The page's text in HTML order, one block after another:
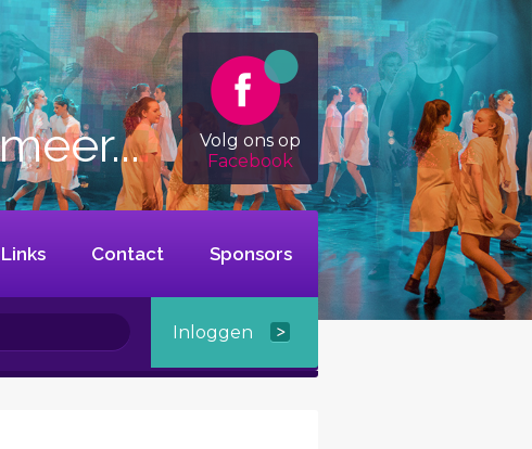
Volg ons op
Facebook
Links Contact Sponsors
Inloggen